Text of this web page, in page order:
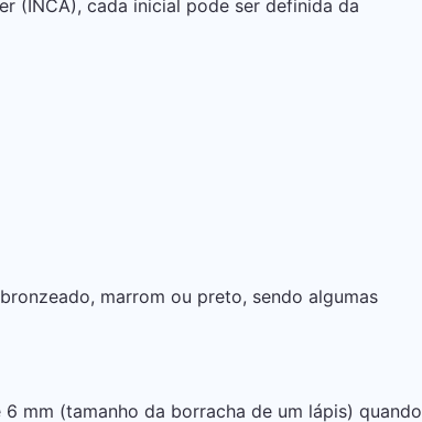
(INCA), cada inicial pode ser definida da
marrom ou preto, sendo algumas
mm (tamanho da borracha de um lápis) quando